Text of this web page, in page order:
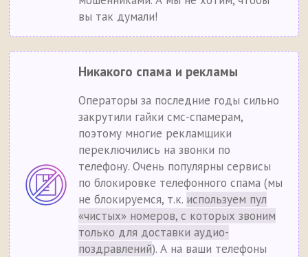
вы так думали!
Никакого спама и рекламы
Операторы за последние годы сильно
закрутили гайки смс-спамерам,
поэтому многие рекламщики
переключились на звонки по
телефону. Очень популярны сервисы
по блокировке телефонного спама (мы
не блокируемся, т.к. используем пул
«чистых» номеров, с которых звоним
только для доставки аудио-
поздравлений). А на ваши телефоны